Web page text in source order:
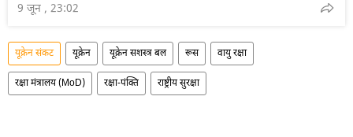
9 जून , 23:02
यूक्रेन संकट यूक्रेन यूक्रेन सशस्त्र बल रूस वायु रक्षा
रक्षा मंत्रालय (MoD) रक्षा-पंक्ति राष्ट्रीय सुरक्षा